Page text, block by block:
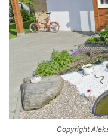
Copyright